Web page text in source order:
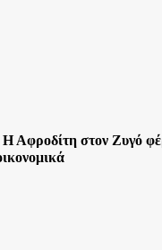
Αφροδίτη στον Ζυγό